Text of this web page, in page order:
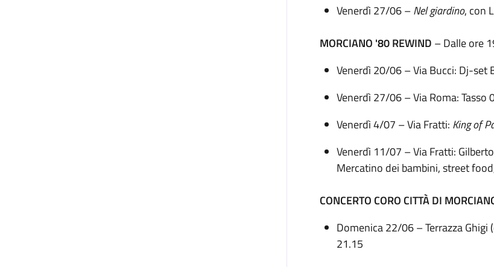
Venerdì 27/06 –Nel giardino, con
MORCIANO '80 REWIND – Dalle ore
Venerdì 20/06 – Via Bucci: Dj-set
Venerdì 27/06 – Via Roma: Tasso
Venerdì 4/07 – Via Fratti: King of
Venerdì 11/07 – Via Fratti:
Mercatino dei bambini, street
CONCERTO CORO CITTÀ DI
Domenica 22/06 – Terrazza Ghigi
21.15